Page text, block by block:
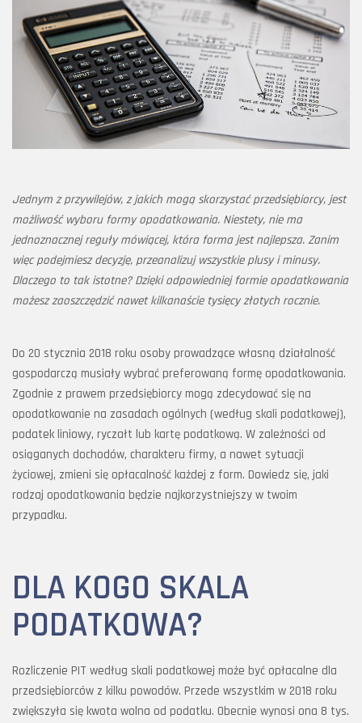
Jednym z przywilejów, z jakich mogą skorzystać przedsiębiorcy, jest
możliwość wyboru formy opodatkowania. Niestety, nie ma
jednoznacznej reguły mówiącej, która forma jest najlepsza. Zanim
więc podejmiesz decyzję, przeanalizuj wszystkie plusy i minusy.
Dlaczego to tak istotne? Dzięki odpowiedniej formie opodatkowania
możesz zaoszczędzić nawet kilkanaście tysięcy złotych rocznie.
Do 20 stycznia 2018 roku osoby prowadzące własną działalność
gospodarczą musiały wybrać preferowaną formę opodatkowania.
Zgodnie z prawem przedsiębiorcy mogą zdecydować się na
opodatkowanie na zasadach ogólnych (według skali podatkowej),
podatek liniowy, ryczałt lub kartę podatkową. W zależności od
osiąganych dochodów, charakteru firmy, a nawet sytuacji
życiowej, zmieni się opłacalność każdej z form. Dowiedz się, jaki
rodzaj opodatkowania będzie najkorzystniejszy w twoim
przypadku.
DLA KOGO SKALA
PODATKOWA?
Rozliczenie PIT według skali podatkowej może być opłacalne dla
przedsiębiorców z kilku powodów. Przede wszystkim w 2018 roku
zwiększyła się kwota wolna od podatku. Obecnie wynosi ona 8 tys.